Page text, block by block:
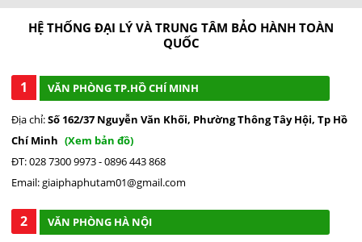
HỆ THỐNG ĐẠI LÝ VÀ TRUNG TÂM BẢO HÀNH TOÀN
QUỐC
1 VĂN PHÒNG TP.HỒ CHÍ MINH
Địa chỉ:Số 162/37 Nguyễn Văn Khối, Phường Thông Tây Hội, Tp Hồ
Chí Minh (Xem bản đồ)
ĐT: 028 7300 9973 - 0896 443 868
Email: giaiphaphutam01@gmail.com
2 VĂN PHÒNG HÀ NỘI